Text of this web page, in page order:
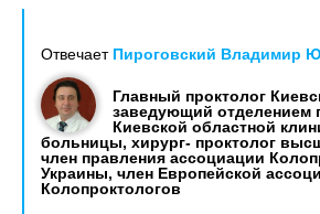
Отвечает Пироговский Владимир
Главный проктолог
заведующий отделением
Киевской областной
больницы, хирург- проктолог
член правления ассоциации
Украины, член Европейской
Колопроктологов